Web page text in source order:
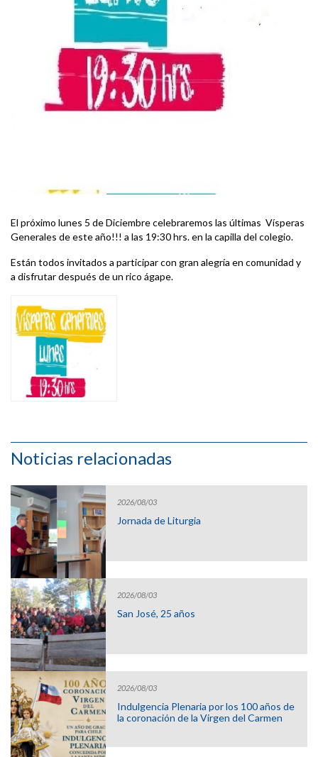
El próximo lunes 5 de Diciembre celebraremos las últimas Vísperas
Generales de este año!!! a las 19:30 hrs. en la capilla del colegio.
Están todos invitados a participar con gran alegría en comunidad y
a disfrutar después de un rico ágape.
Noticias relacionadas
2026/08/03
Jornada de Liturgia
2026/08/03
San José, 25 años
2026/08/03
Indulgencia Plenaria por los 100 años de
la coronación de la Virgen del Carmen